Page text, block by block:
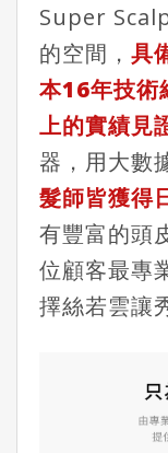
Super
的空間， 具
本16年技術
上的實績見
器，用大數
髮師皆獲得
有豐富的頭
位顧客最專
擇絲若雲讓